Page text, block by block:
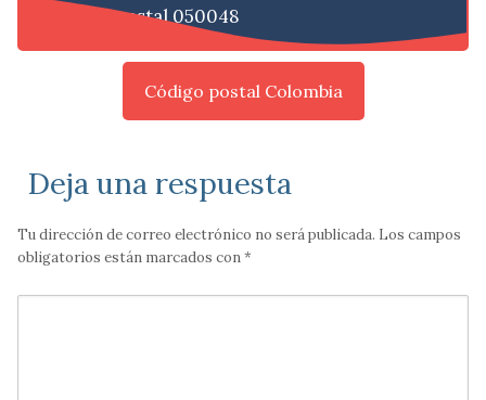
Código postal 050048
Código postal Colombia
Deja una respuesta
Tu dirección de correo electrónico no será publicada. Los campos
obligatorios están marcados con*